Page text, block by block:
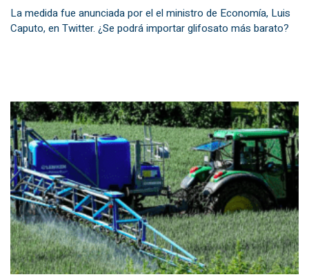
La medida fue anunciada por el el ministro de Economía, Luis
Caputo, en Twitter. ¿Se podrá importar glifosato más barato?